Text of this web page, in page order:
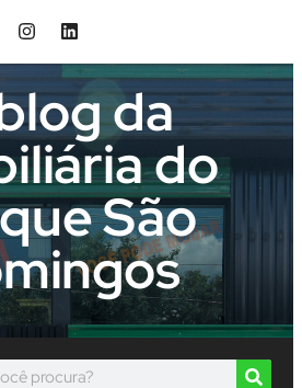
da
do
São